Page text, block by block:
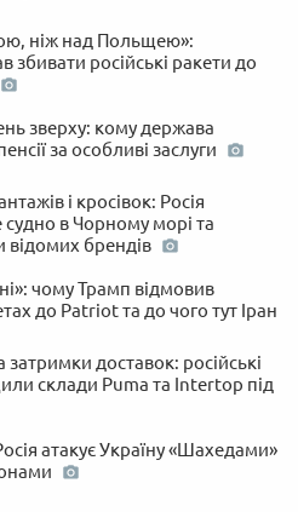
ніж над Польщею»:
збивати російські ракети до
зверху: кому держава
за особливі заслуги
і кросівок: Росія
судно в Чорному морі та
брендів
чому Трамп відмовив
до Patriot та до чого тут Іран
затримки доставок: російські
склади Puma та Intertop під
атакує Україну «Шахедами»